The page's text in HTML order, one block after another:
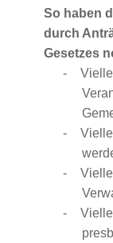
So haben
durch
Gesetzes
-
-
-
-